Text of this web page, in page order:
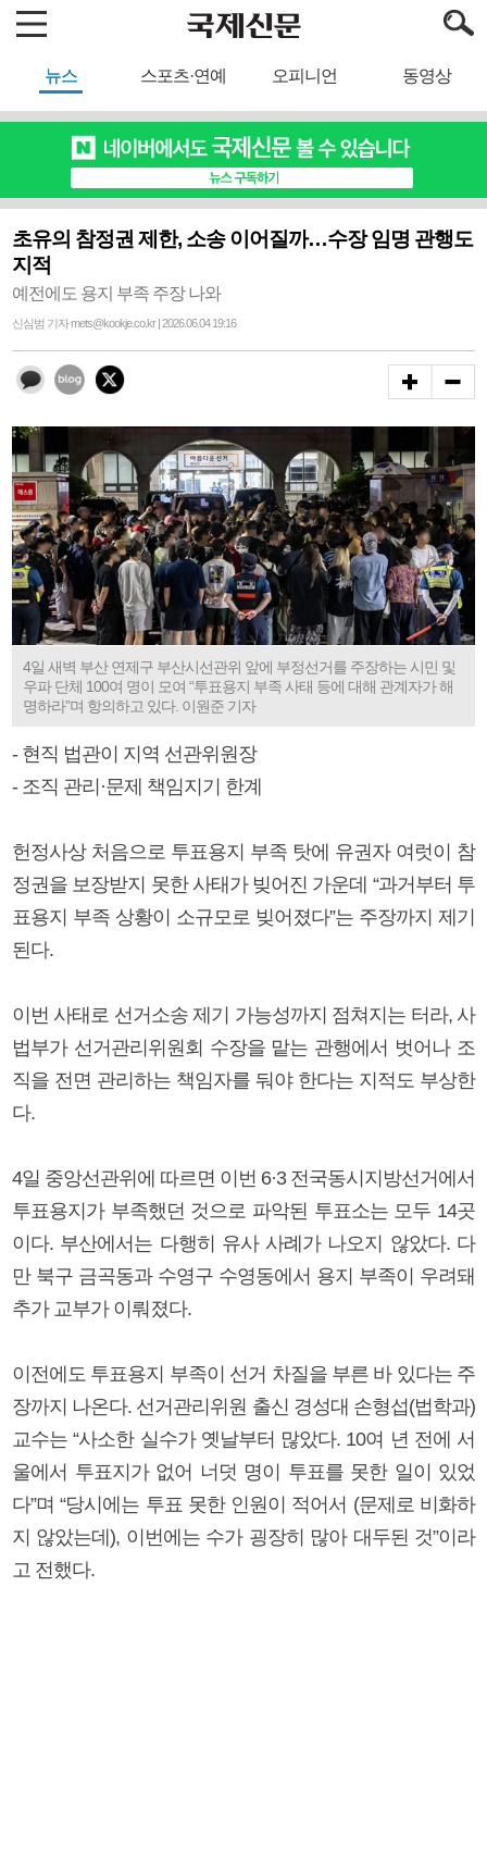
뉴스 스포츠·연예 오피니언 동영상
초유의 참정권 제한, 소송 이어질까…수장 임명 관행도
지적
예전에도 용지 부족 주장 나와
신심범 기자 mets@kookje.co.kr | 2026.06.04 19:16
4일 새벽 부산 연제구 부산시선관위 앞에 부정선거를 주장하는 시민 및
우파 단체 100여 명이 모여 “투표용지 부족 사태 등에 대해 관계자가 해
명하라”며 항의하고 있다. 이원준 기자
- 현직 법관이 지역 선관위원장
- 조직 관리·문제 책임지기 한계
헌정사상 처음으로 투표용지 부족 탓에 유권자 여럿이 참
정권을 보장받지 못한 사태가 빚어진 가운데 “과거부터 투
표용지 부족 상황이 소규모로 빚어졌다”는 주장까지 제기
된다.
이번 사태로 선거소송 제기 가능성까지 점쳐지는 터라, 사
법부가 선거관리위원회 수장을 맡는 관행에서 벗어나 조
직을 전면 관리하는 책임자를 둬야 한다는 지적도 부상한
다.
4일 중앙선관위에 따르면 이번 6·3 전국동시지방선거에서
투표용지가 부족했던 것으로 파악된 투표소는 모두 14곳
이다. 부산에서는 다행히 유사 사례가 나오지 않았다. 다
만 북구 금곡동과 수영구 수영동에서 용지 부족이 우려돼
추가 교부가 이뤄졌다.
이전에도 투표용지 부족이 선거 차질을 부른 바 있다는 주
장까지 나온다. 선거관리위원 출신 경성대 손형섭(법학과)
교수는 “사소한 실수가 옛날부터 많았다. 10여 년 전에 서
울에서 투표지가 없어 너덧 명이 투표를 못한 일이 있었
다”며 “당시에는 투표 못한 인원이 적어서 (문제로 비화하
지 않았는데), 이번에는 수가 굉장히 많아 대두된 것”이라
고 전했다.